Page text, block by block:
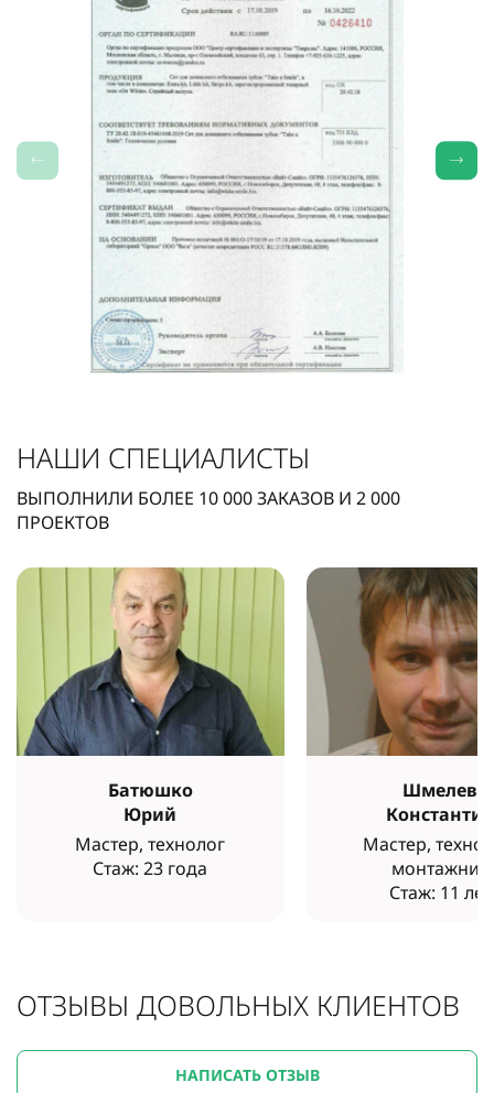
НАШИ СПЕЦИАЛИСТЫ
ВЫПОЛНИЛИ БОЛЕЕ 10 000ЗАКАЗОВ И 2 000
ПРОЕКТОВ
Батюшко
Юрий
Мастер, технолог
Стаж: 23 года
Шмелев
Константин
Мастер,
монтажник
Стаж: 11 лет
ОТЗЫВЫ ДОВОЛЬНЫХ КЛИЕНТОВ
НАПИСАТЬ ОТЗЫВ